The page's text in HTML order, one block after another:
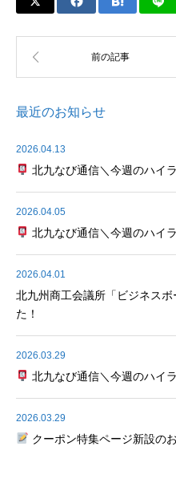
最近のお知らせ
2026.04.13
北九なび通信＼今週のハイ
2026.04.05
北九なび通信＼今週のハイ
2026.04.01
北九州商工会議所「ビジネス
た！
2026.03.29
北九なび通信＼今週のハイ
2026.03.29
クーポン特集ページ新設の